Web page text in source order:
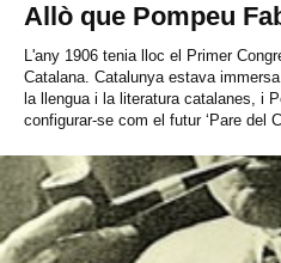
Allò que Pompeu
L'any 1906 tenia lloc el Primer
Catalana. Catalunya estava
la llengua i la literatura catalanes, i
configurar-se com el futur ‘Pare del